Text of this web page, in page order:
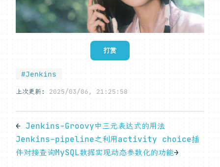
打赏
#Jenkins
上次更新: 2025/03/06, 21:25:58
← Jenkins-Groovy中三元表达式的用法
Jenkins-pipeline之利用activity choice插
件对接查询MySQL数据实现动态参数化的功能→